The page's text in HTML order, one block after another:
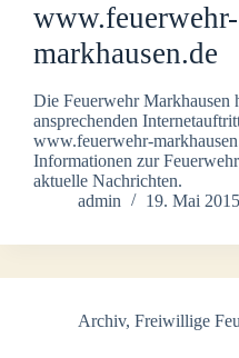
www.feuerwehr-
markhausen.de
Die Feuerwehr Markhausen
ansprechenden
www.feuerwehr-
Informationen zur
aktuelle Nachrichten.
admin
19. Mai 2015
Archiv, Freiwillige